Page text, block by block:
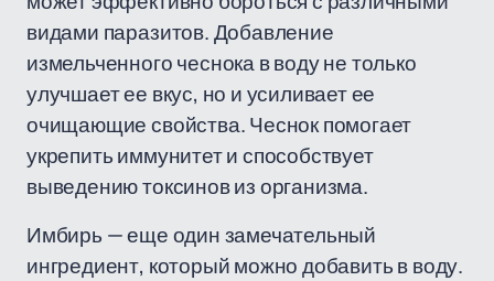
видами паразитов. Добавление
измельченного чеснока в воду не только
улучшает ее вкус, но и усиливает ее
очищающие свойства. Чеснок помогает
укрепить иммунитет и способствует
выведению токсинов из организма.
Имбирь — еще один замечательный
ингредиент, который можно добавить в воду.